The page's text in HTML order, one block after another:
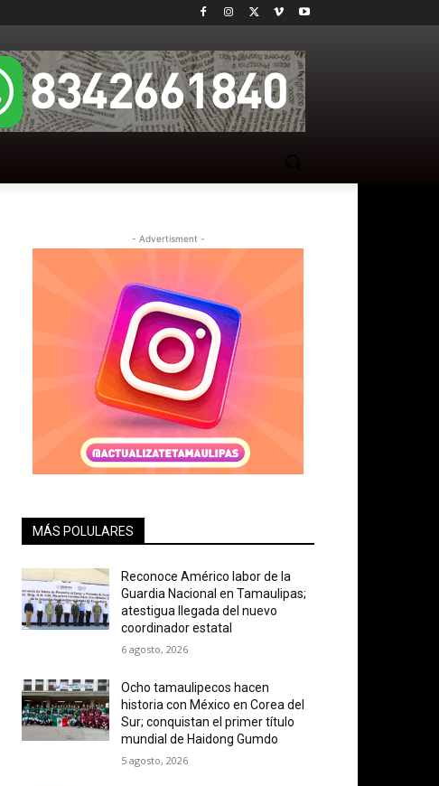
- Advertisment -
MÁS POLULARES
Reconoce Américo labor de la
Guardia Nacional en Tamaulipas;
atestigua llegada del nuevo
coordinador estatal
6 agosto, 2026
Ocho tamaulipecos hacen
historia con México en Corea del
Sur; conquistan el primer título
mundial de Haidong Gumdo
5 agosto, 2026